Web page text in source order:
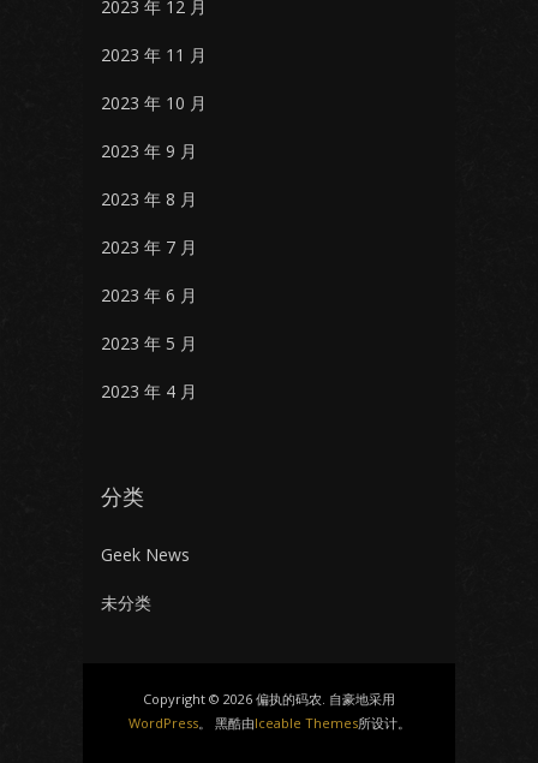
2023 年 12 月
2023 年 11 月
2023 年 10 月
2023 年 9 月
2023 年 8 月
2023 年 7 月
2023 年 6 月
2023 年 5 月
2023 年 4 月
分类
Geek News
未分类
Copyright © 2026 偏执的码农. 自豪地采用
WordPress。 黑酷由Iceable Themes所设计。